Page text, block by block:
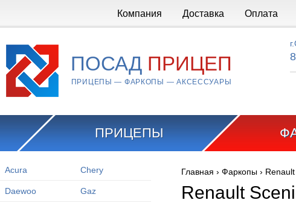
Компания Доставка Оплата
ПОСАД ПРИЦЕП
ПРИЦЕПЫ — ФАРКОПЫ — АКСЕССУАРЫ
ПРИЦЕПЫ
Acura Chery
Daewoo Gaz
Вы здесь
Главная › Фаркопы › Renault
Renault